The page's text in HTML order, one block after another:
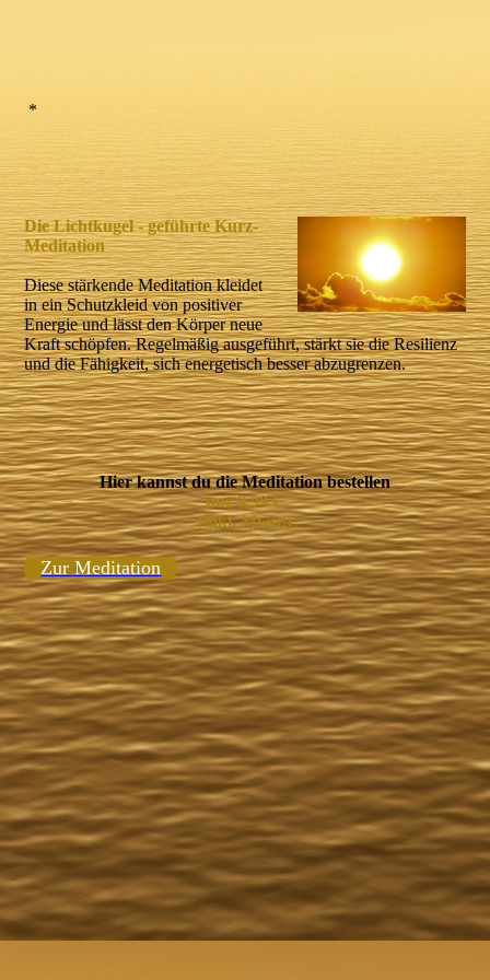
*
Die Lichtkugel - geführte Kurz-
Meditation
Diese stärkende Meditation kleidet
in ein Schutzkleid von positiver
Energie und lässt den Körper neue
Kraft schöpfen. Regelmäßig ausgeführt, stärkt sie die Resilienz
und die Fähigkeit, sich energetisch besser abzugrenzen.
Hier kannst du die Meditation bestellen
nur 9,99 €
(inkl. Mwst.)
Zur Meditation